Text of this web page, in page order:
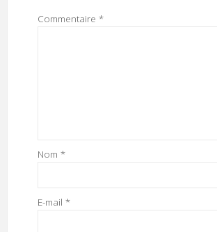
Commentaire *
Nom *
E-mail *